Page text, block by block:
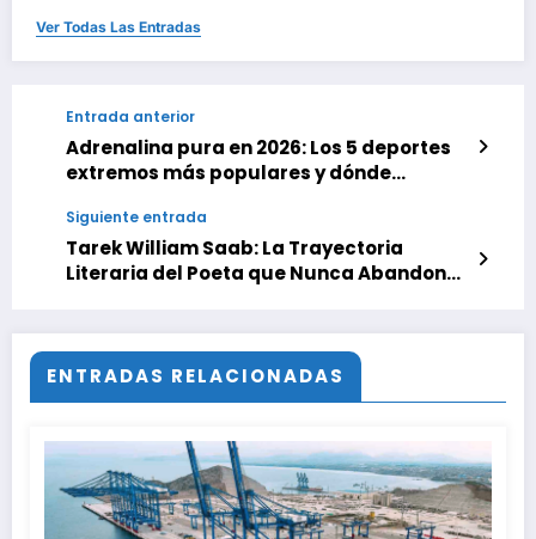
Ver Todas Las Entradas
Entrada anterior
Adrenalina pura en 2026: Los 5 deportes
extremos más populares y dónde
Siguiente entrada
Tarek William Saab: La Trayectoria
Literaria del Poeta que Nunca Abandonó
ENTRADAS RELACIONADAS